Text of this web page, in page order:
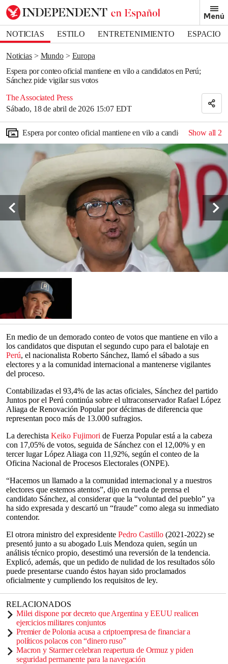
Menú
NOTICIAS ESTILO ENTRETENIMIENTO
ESPACIO
DEPORTES
Noticias Mundo
Europa
Espera por conteo oficial mantiene en vilo a candidatos en Perú;
Sánchez pide vigilar sus votos
The Associated Press
Sábado, 18 de abril de 2026 15:07 EDT
Bookmark popover
Removed from bookmarks
Close popover
Espera por conteo oficial mantiene en vilo a candidatos en Perú;
Show all 2
En medio de un demorado conteo de votos que mantiene en vilo a
los candidatos que disputan el segundo cupo para el balotaje en
Perú, el nacionalista Roberto Sánchez, llamó el sábado a sus
electores y a la comunidad internacional a mantenerse vigilantes
del proceso.
Contabilizadas el 93,4% de las actas oficiales, Sánchez del partido
Juntos por el Perú continúa sobre el ultraconservador Rafael López
Aliaga de Renovación Popular por décimas de diferencia que
representan poco más de 13.000 sufragios.
La derechista Keiko Fujimori de Fuerza Popular está a la cabeza
con 17,05% de votos, seguida de Sánchez con el 12,00% y en
tercer lugar López Aliaga con 11,92%, según el conteo de la
Oficina Nacional de Procesos Electorales (ONPE).
“Hacemos un llamado a la comunidad internacional y a nuestros
electores que estemos atentos”, dijo en rueda de prensa el
candidato Sánchez, al considerar que la “voluntad del pueblo” ya
ha sido expresada y descartó un “fraude” como alega su inmediato
contendor.
El otrora ministro del expresidente Pedro Castillo (2021-2022) se
presentó junto a su abogado Luis Mendoza quien, según un
análisis técnico propio, desestimó una reversión de la tendencia.
Explicó, además, que un pedido de nulidad de los resultados sólo
puede presentarse cuando éstos hayan sido proclamados
oficialmente y cumpliendo los requisitos de ley.
RELACIONADOS
Milei dispone por decreto que Argentina y EEUU realicen
ejercicios militares conjuntos
Premier de Polonia acusa a criptoempresa de financiar a
políticos polacos con “dinero ruso”
Macron y Starmer celebran reapertura de Ormuz y piden
seguridad permanente para la navegación